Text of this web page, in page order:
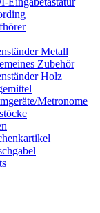
Metall
Zubehör
Holz
Metronome